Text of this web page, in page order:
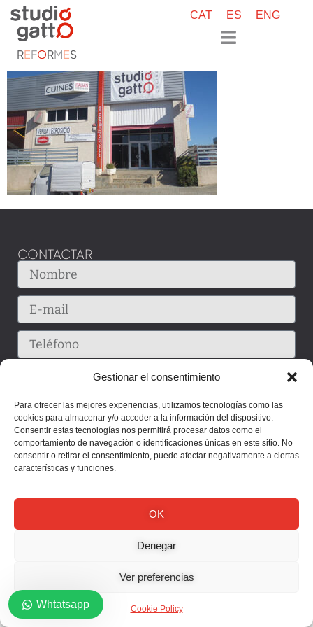
Gestionar el consentimiento
Para ofrecer las mejores experiencias, utilizamos tecnologías como las
cookies para almacenar y/o acceder a la información del dispositivo.
Consentir estas tecnologías nos permitirá procesar datos como el
comportamiento de navegación o identificaciones únicas en este sitio. No
consentir o retirar el consentimiento, puede afectar negativamente a ciertas
características y funciones.
OK
Denegar
Ver preferencias
Cookie Policy
REFORMES
CAT ES ENG
CONTACTAR
Enviar
Whtatsapp